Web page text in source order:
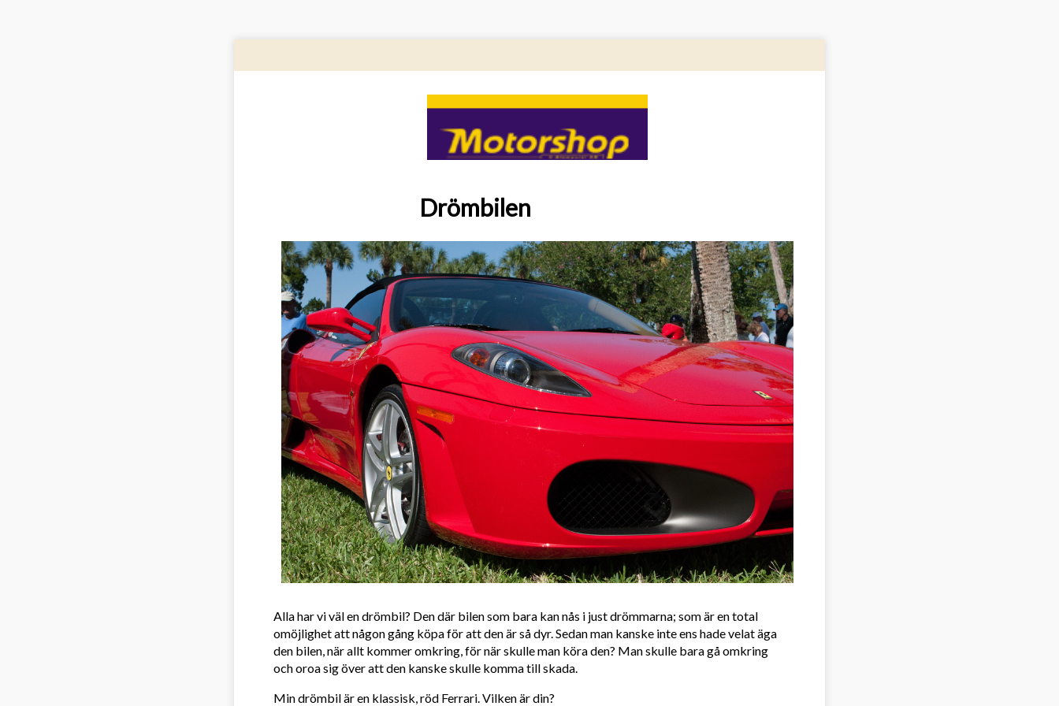
Drömbilen
Alla har vi väl en drömbil? Den där bilen som bara kan nås i just drömmarna; som är en total
omöjlighet att någon gång köpa för att den är så dyr. Sedan man kanske inte ens hade velat äga
den bilen, när allt kommer omkring, för när skulle man köra den? Man skulle bara gå omkring
och oroa sig över att den kanske skulle komma till skada.
Min drömbil är en klassisk, röd Ferrari. Vilken är din?